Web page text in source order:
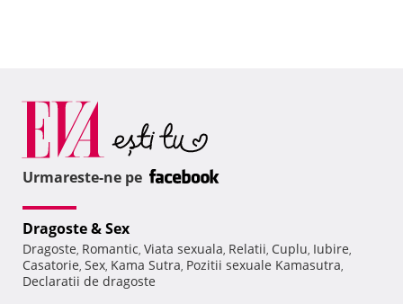
Urmareste-ne pe
Dragoste & Sex
Dragoste, Romantic, Viata sexuala, Relatii, Cuplu, Iubire,
Casatorie, Sex, Kama Sutra, Pozitii sexuale Kamasutra,
Declaratii de dragoste